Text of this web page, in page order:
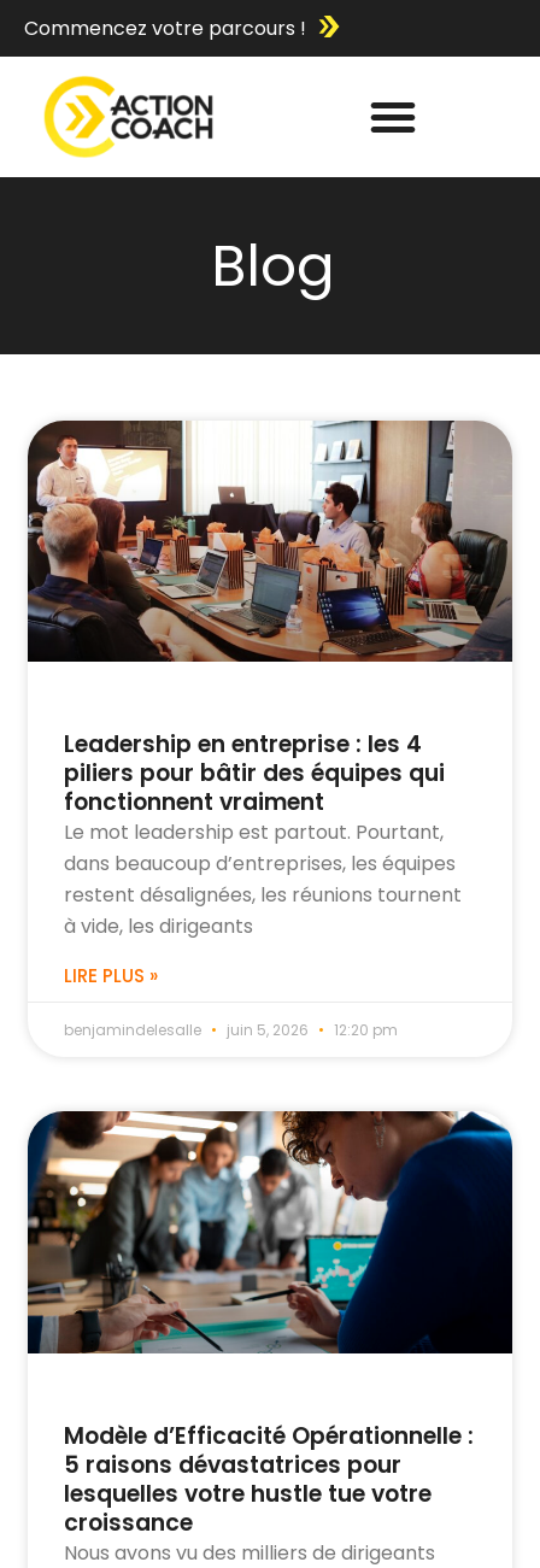
Commencez votre parcours !
Blog
Leadership en entreprise : les 4
piliers pour bâtir des équipes qui
fonctionnent vraiment
Le mot leadership est partout. Pourtant,
dans beaucoup d’entreprises, les équipes
restent désalignées, les réunions tournent
à vide, les dirigeants
LIRE PLUS »
benjamindelesalle juin 5, 2026 12:20 pm
Modèle d’Efficacité Opérationnelle :
5 raisons dévastatrices pour
lesquelles votre hustle tue votre
croissance
Nous avons vu des milliers de dirigeants